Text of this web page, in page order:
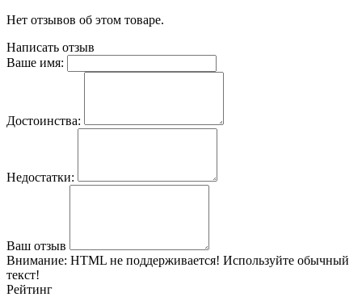
Нет отзывов об этом товаре.
Написать отзыв
Ваше имя:
Достоинства:
Недостатки:
Ваш отзыв
Внимание: HTML не поддерживается! Используйте обычный
текст!
Рейтинг